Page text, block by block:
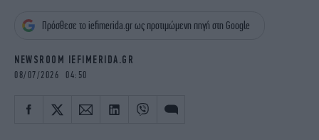
OSCARS
THE OCEAN
Πρόσθεσε το iefimerida.gr ως προτιμώμενη πηγή στη Google
NEWSROOM IEFIMERIDA.GR
08/07/2026 04:50